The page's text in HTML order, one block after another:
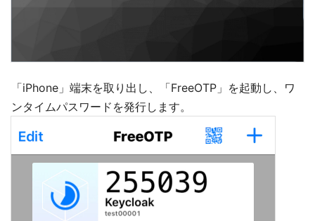
「iPhone」端末を取り出し、「FreeOTP」を起動し、ワ
ンタイムパスワードを発行します。